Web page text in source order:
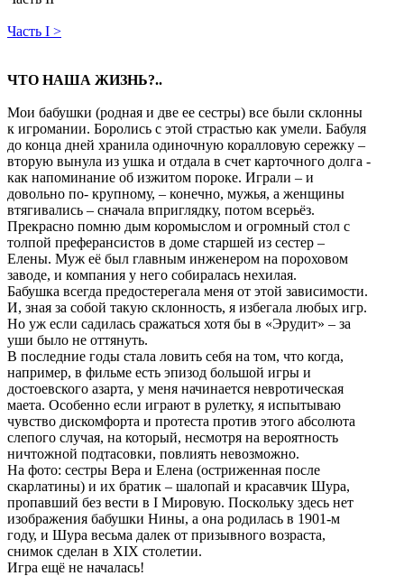
Часть I >
ЧТО НАША ЖИЗНЬ?..
Мои бабушки (родная и две ее сестры) все были склонны
к игромании. Боролись с этой страстью как умели. Бабуля
до конца дней хранила одиночную коралловую сережку –
вторую вынула из ушка и отдала в счет карточного долга -
как напоминание об изжитом пороке. Играли – и
довольно по- крупному, – конечно, мужья, а женщины
втягивались – сначала вприглядку, потом всерьёз.
Прекрасно помню дым коромыслом и огромный стол с
толпой преферансистов в доме старшей из сестер –
Елены. Муж её был главным инженером на пороховом
заводе, и компания у него собиралась нехилая.
Бабушка всегда предостерегала меня от этой зависимости.
И, зная за собой такую склонность, я избегала любых игр.
Но уж если садилась сражаться хотя бы в «Эрудит» – за
уши было не оттянуть.
В последние годы стала ловить себя на том, что когда,
например, в фильме есть эпизод большой игры и
достоевского азарта, у меня начинается невротическая
маета. Особенно если играют в рулетку, я испытываю
чувство дискомфорта и протеста против этого абсолюта
слепого случая, на который, несмотря на вероятность
ничтожной подтасовки, повлиять невозможно.
На фото: сестры Вера и Елена (остриженная после
скарлатины) и их братик – шалопай и красавчик Шура,
пропавший без вести в I Мировую. Поскольку здесь нет
изображения бабушки Нины, а она родилась в 1901-м
году, и Шура весьма далек от призывного возраста,
снимок сделан в XIX столетии.
Игра ещё не началась!